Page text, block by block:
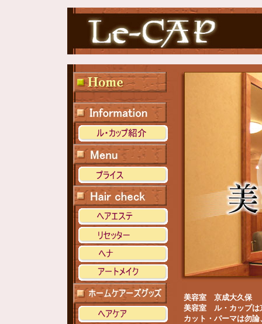
美容室 京成大久保
美容室 ル・カップは
カット・パーマは勿